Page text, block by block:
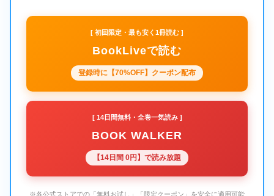
[ 初回限定・最も安く1冊読む ]
BookLiveで読む
登録時に【70%OFF】クーポン配布
[ 14日間無料・全巻一気読み ]
BOOK WALKER
【14日間 0円】で読み放題
※各公式ストアでの「無料お試し」「限定クーポン」を安全に適用可能